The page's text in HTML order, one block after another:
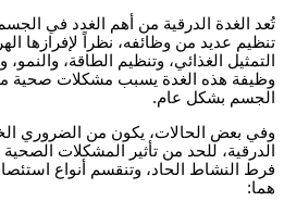
تُعد الغدة الدرقية من أهم الغدد في
تنظيم عديد من وظائفه، نظراً لإفرازها
التمثيل الغذائي، وتنظيم الطاقة،
وظيفة هذه الغدة يسبب مشكلات صحية
الجسم بشكل عام.
وفي بعض الحالات، يكون من الضروري
الدرقية، للحد من تأثير المشكلات الصحية
فرط النشاط الحاد، وتنقسم أنواع
هما: